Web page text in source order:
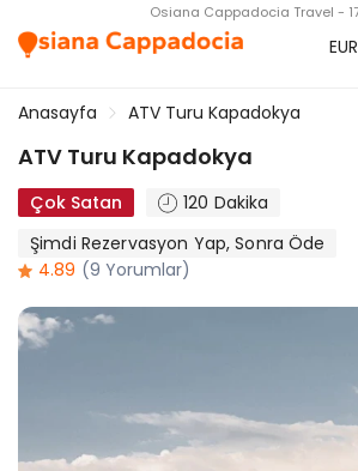
Osiana Cappadocia Travel -
EUR
Anasayfa ATV Turu Kapadokya
ATV Turu Kapadokya
Çok Satan
120 Dakika
Şimdi Rezervasyon Yap, Sonra Öde
4.89 (9 Yorumlar)